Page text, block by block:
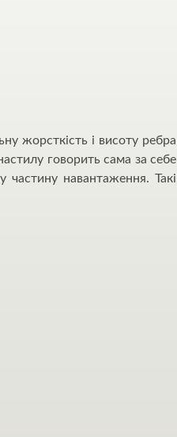
жорсткість і висоту ребра
говорить сама за себе
частину навантаження. Такі